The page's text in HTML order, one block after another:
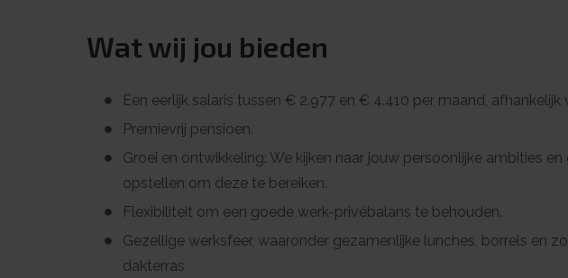
Wat wij jou bieden
Een eerlijk salaris tussen € 2.977 en € 4.410 per maand, afhankelijk
Premievrij pensioen.
Groei en ontwikkeling: We kijken naar jouw persoonlijke ambities
opstellen om deze te bereiken.
Flexibiliteit om een goede werk-privébalans te behouden.
Gezellige werksfeer, waaronder gezamenlijke lunches, borrels en
dakterras